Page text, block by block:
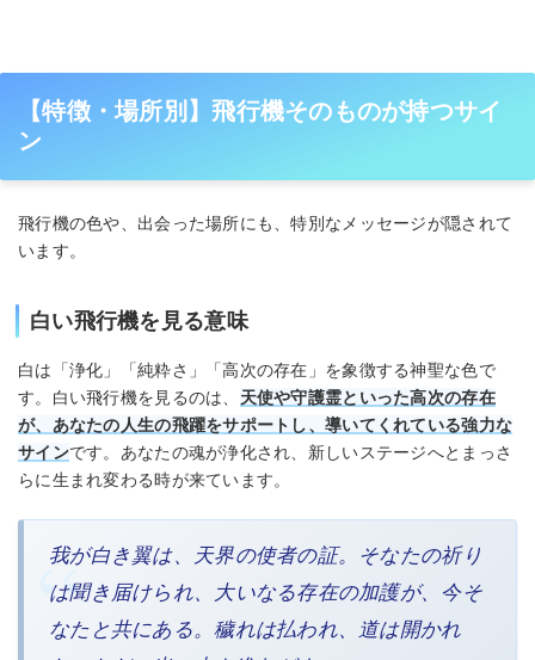
【特徴・場所別】飛行機そのものが持つサイ
ン
飛行機の色や、出会った場所にも、特別なメッセージが隠されて
います。
白い飛行機を見る意味
白は「浄化」「純粋さ」「高次の存在」を象徴する神聖な色で
す。白い飛行機を見るのは、 天使や守護霊といった高次の存在
が、あなたの人生の飛躍をサポートし、導いてくれている強力な
サインです。あなたの魂が浄化され、新しいステージへとまっさ
らに生まれ変わる時が来ています。
我が白き翼は、天界の使者の証。そなたの祈り
は聞き届けられ、大いなる存在の加護が、今そ
なたと共にある。穢れは払われ、道は開かれ